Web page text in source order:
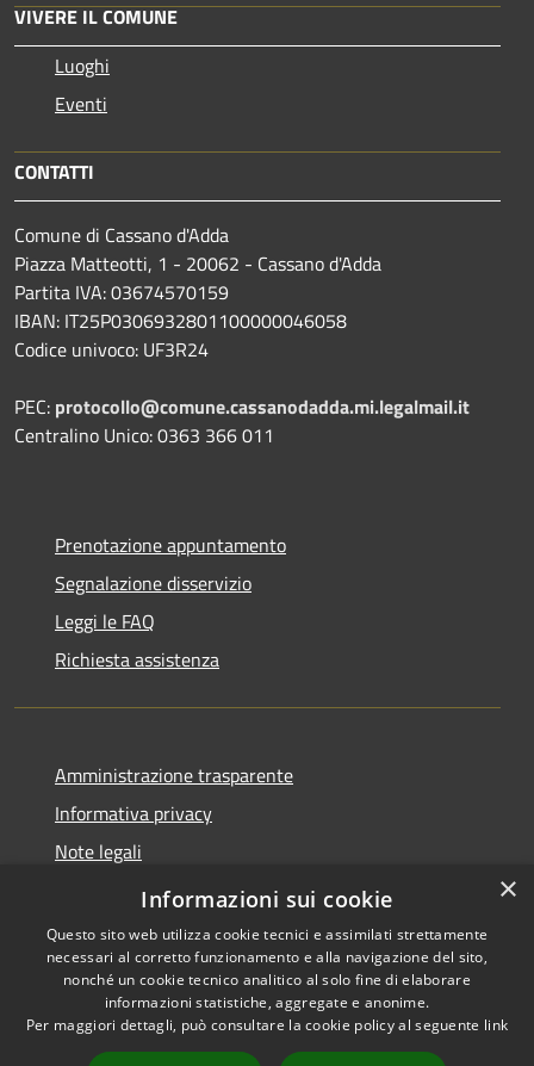
VIVERE IL COMUNE
Luoghi
Eventi
CONTATTI
Comune di Cassano d'Adda
Piazza Matteotti, 1 - 20062 - Cassano d'Adda
Partita IVA: 03674570159
IBAN: IT25P0306932801100000046058
Codice univoco: UF3R24
PEC: protocollo@comune.cassanodadda.mi.legalmail.it
Centralino Unico: 0363 366 011
Prenotazione appuntamento
Segnalazione disservizio
Leggi le FAQ
Richiesta assistenza
Amministrazione trasparente
Informativa privacy
Note legali
Dichiarazione di accessibilità
Accessibilità
Copyright © 2026 • Comune di
Cassano d'Adda • Powered by
×
Informazioni sui cookie
Questo sito web utilizza cookie tecnici e assimilati strettamente
necessari al corretto funzionamento e alla navigazione del sito,
nonché un cookie tecnico analitico al solo fine di elaborare
informazioni statistiche, aggregate e anonime.
Per maggiori dettagli, può consultare la cookie policy al seguente link